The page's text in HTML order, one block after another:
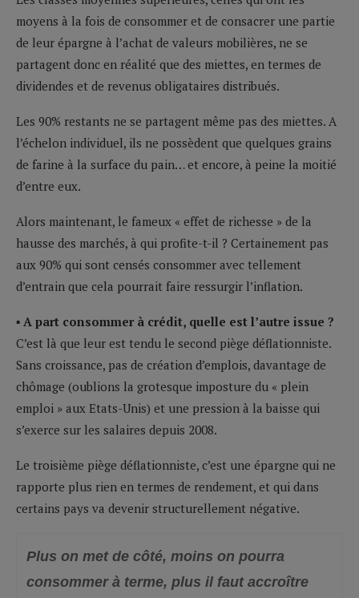
moyens à la fois de consommer et de consacrer une partie
de leur épargne à l’achat de valeurs mobilières, ne se
partagent donc en réalité que des miettes, en termes de
dividendes et de revenus obligataires distribués.
Les 90% restants ne se partagent même pas des miettes. A
l’échelon individuel, ils ne possèdent que quelques grains
de farine à la surface du pain… et encore, à peine la moitié
d’entre eux.
Alors maintenant, le fameux « effet de richesse » de la
hausse des marchés, à qui profite-t-il ? Certainement pas
aux 90% qui sont censés consommer avec tellement
d’entrain que cela pourrait faire ressurgir l’inflation.
▪ A part consommer à crédit, quelle est l’autre issue ?
C’est là que leur est tendu le second piège déflationniste.
Sans croissance, pas de création d’emplois, davantage de
chômage (oublions la grotesque imposture du « plein
emploi » aux Etats-Unis) et une pression à la baisse qui
s’exerce sur les salaires depuis 2008.
Le troisième piège déflationniste, c’est une épargne qui ne
rapporte plus rien en termes de rendement, et qui dans
certains pays va devenir structurellement négative.
Plus on met de côté, moins on pourra
consommer à terme, plus il faut accroître